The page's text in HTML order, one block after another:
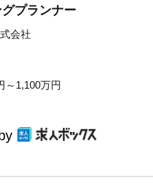
プランナー
会社
～1,100万円